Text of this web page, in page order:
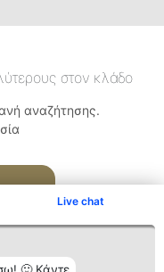
Live chat
στον κλάδο
αναζήτησης.